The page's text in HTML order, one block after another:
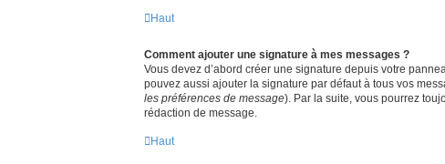
Haut
Comment ajouter une signature à mes messages ?
Vous devez d’abord créer une signature depuis votre
pouvez aussi ajouter la signature par défaut à tous vos
les préférences de message). Par la suite, vous pourrez
rédaction de message.
Haut